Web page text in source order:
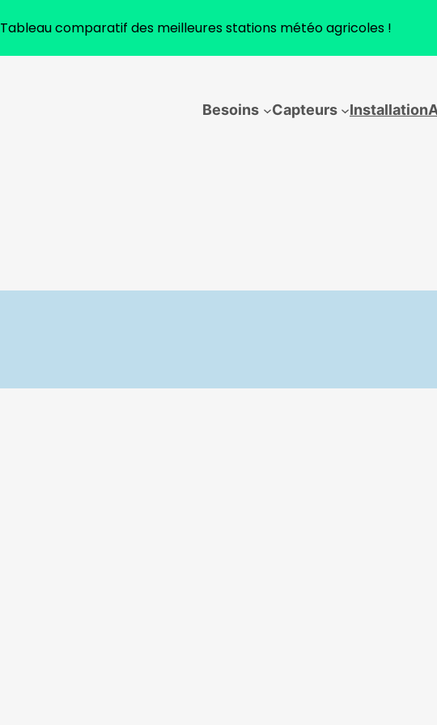
Besoins Capteurs Installation
Tableau comparatif des meilleures stations météo agricoles !